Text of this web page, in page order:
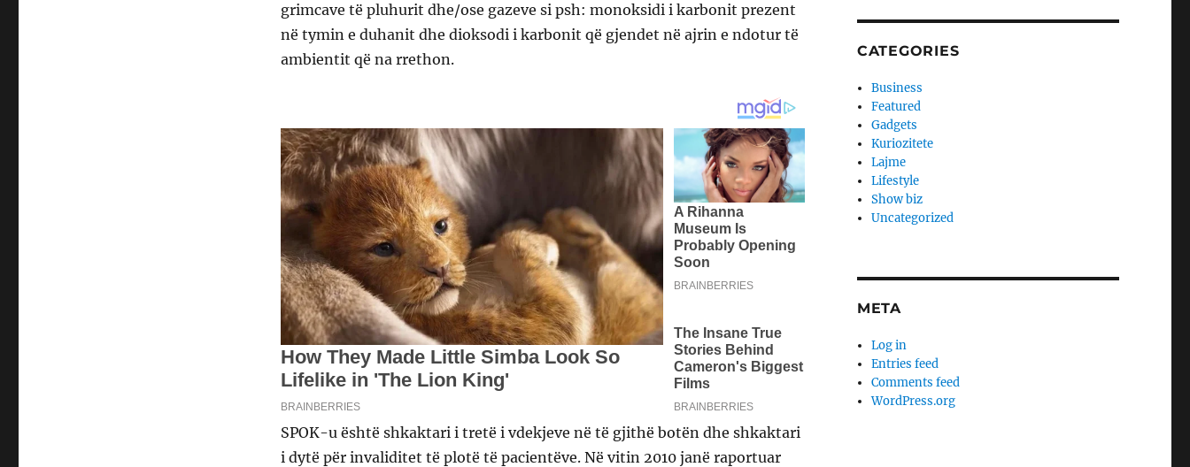
grimcave të pluhurit dhe/ose gazeve si psh: monoksidi i karbonit prezent
në tymin e duhanit dhe dioksodi i karbonit që gjendet në ajrin e ndotur të
ambientit që na rrethon.
SPOK-u është shkaktari i tretë i vdekjeve në të gjithë botën dhe shkaktari
i dytë për invaliditet të plotë të pacientëve. Në vitin 2010 janë raportuar
CATEGORIES
Business
Featured
Gadgets
Kuriozitete
Lajme
Lifestyle
Show biz
Uncategorized
META
Log in
Entries feed
Comments feed
WordPress.org